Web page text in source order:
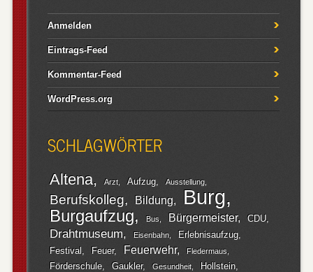
Anmelden
Eintrags-Feed
Kommentar-Feed
WordPress.org
SCHLAGWÖRTER
Altena Arzt Aufzug Ausstellung
Berufskolleg Bildung Burg
Burgaufzug Bus Bürgermeister CDU
Drahtmuseum Eisenbahn
Erlebnisaufzug
Festival
Feuer Feuerwehr Fledermaus
Förderschule Gaukler Gesundheit
Hollstein